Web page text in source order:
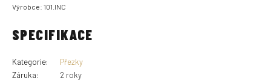
Výrobce: 101.INC
SPECIFIKACE
Kategorie:
Přezky
Záruka:
2 roky